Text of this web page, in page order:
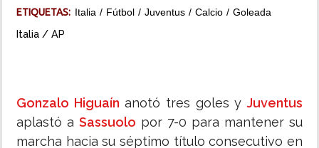
ETIQUETAS: Italia Fútbol Juventus Calcio Goleada
Italia / AP
Gonzalo Higuaín anotó tres goles yJuventus
aplastó a Sassuolo por 7-0 para mantener su
marcha hacia su séptimo título consecutivo en